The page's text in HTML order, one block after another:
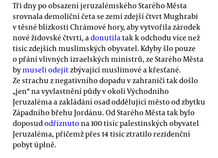
Tři dny po obsazení jeruzalémského Starého Města
srovnala demoliční četa se zemí zdejší čtvrt Mughrabi
v těsné blízkosti Chrámové hory, aby vytvořila zárodek
nové židovské čtvrti, adonutilatak k odchodu více než
tisíc zdejších muslimských obyvatel. Kdyby šlo pouze
o přání vlivných izraelských ministrů, ze Starého Města
bymuseli odejítzbývající muslimové a křesťané.
Ze strachu z negativního dopadu v zahraničí tak došlo
„jen“ na vyvlastnění půdy v okolí Východního
Jeruzaléma a zakládání osad oddělující město od zbytku
Západního břehu Jordánu. Od Starého Města tak bylo
doposudodříznutona 100 tisíc palestinských obyvatel
Jeruzaléma, přičemž přes 14 tisíc ztratilo rezidenční
pobyt úplně.